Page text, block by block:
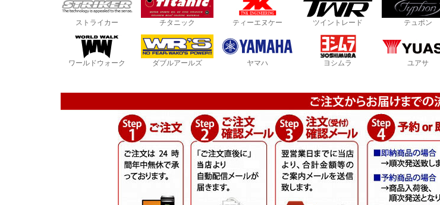
ストライカー チタニック ティーエヌケー ツイントレード テュポン
ワールドウォーク ダブルアールズ ヤマハ ヨシムラ ユアサ